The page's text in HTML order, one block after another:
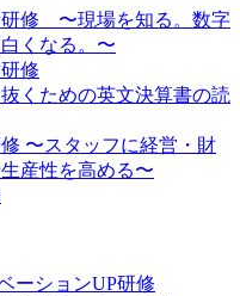
研修 〜現場を知る。数字
くなる。〜
修
くための英文決算書の読
〜スタッフに経営・財
産性を高める〜
ーションUP研修